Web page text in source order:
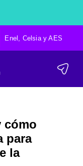
Enel, Celsia y AES
cómo
para
la